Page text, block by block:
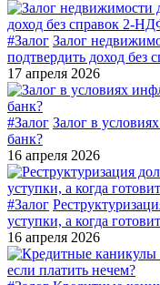
#Залог Залог
подтвердить доход
17 апреля 2026
#Залог Залог в
банк?
16 апреля 2026
#Залог
уступки, а когда
16 апреля 2026